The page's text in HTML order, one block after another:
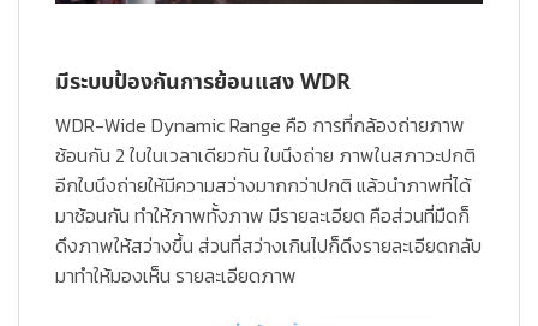
มีระบบป้องกันการย้อนแสง WDR
WDR-Wide Dynamic Range คือ การที่กล้องถ่ายภาพ
ซ้อนกัน 2 ใบในเวลาเดียวกัน ใบนึงถ่าย ภาพในสภาวะปกติ
อีกใบนึงถ่ายให้มีความสว่างมากกว่าปกติ แล้วนำภาพที่ได้
มาซ้อนกัน ทำให้ภาพทั้งภาพ มีรายละเอียด คือส่วนที่มืดก็
ดึงภาพให้สว่างขึ้น ส่วนที่สว่างเกินไปก็ดึงรายละเอียดกลับ
มาทำให้มองเห็น รายละเอียดภาพ